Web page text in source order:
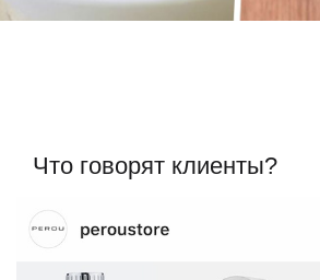
Что говорят клиенты?